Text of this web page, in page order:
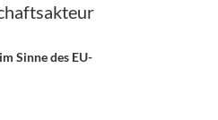
Sinne des EU-